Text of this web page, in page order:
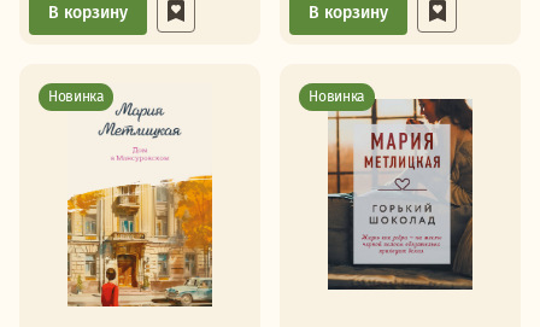
В корзину В корзину
Новинка Новинка